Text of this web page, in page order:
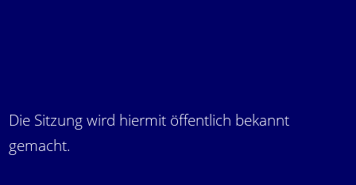
Die Sitzung wird hiermit öffentlich bekannt
gemacht.